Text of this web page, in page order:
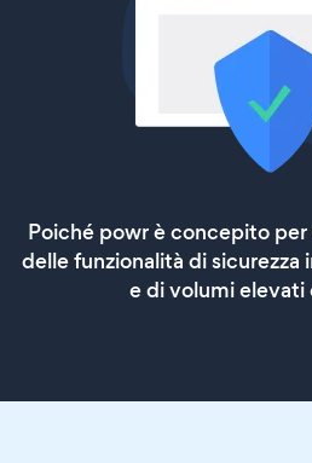
Poiché powr è concepito
delle funzionalità di
e di volumi elevati